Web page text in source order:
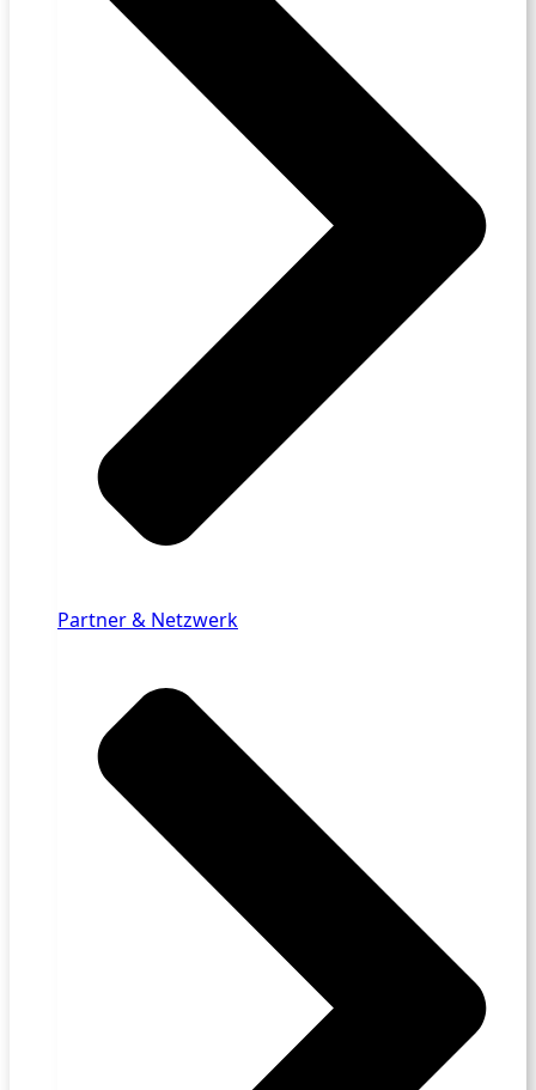
Partner & Netzwerk